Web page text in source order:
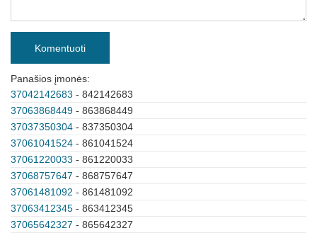
Komentuoti
Panašios įmonės:
37042142683 - 842142683
37063868449 - 863868449
37037350304 - 837350304
37061041524 - 861041524
37061220033 - 861220033
37068757647 - 868757647
37061481092 - 861481092
37063412345 - 863412345
37065642327 - 865642327